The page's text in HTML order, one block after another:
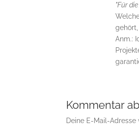
"Für
Anm.:
Kommentar
Deine E-Mail-